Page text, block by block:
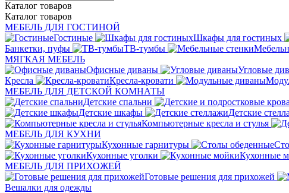
Каталог товаров
Каталог товаров
МЕБЕЛЬ ДЛЯ ГОСТИНОЙ
Гостиные
Шкафы для гостиных
Банкетки, пуфы
ТВ-тумбы
МЯГКАЯ МЕБЕЛЬ
Офисные диваны
Угловые
Кресла
Кресла-кровати
МЕБЕЛЬ ДЛЯ ДЕТСКОЙ КОМНАТЫ
Детские спальни
Детские шкафы
Детские
Компьютерные кресла и стулья
МЕБЕЛЬ ДЛЯ КУХНИ
Кухонные гарнитуры
Кухонные уголки
Кухонные
МЕБЕЛЬ ДЛЯ ПРИХОЖЕЙ
Готовые решения для прихожей
Вешалки для одежды